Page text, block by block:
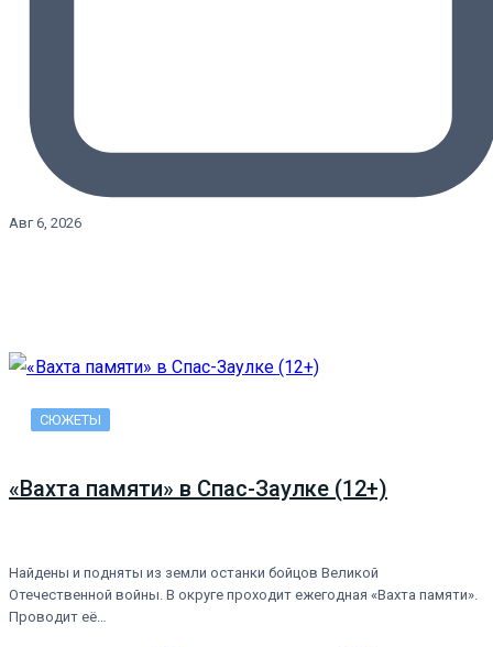
Авг 6, 2026
СЮЖЕТЫ
«Вахта памяти» в Спас-Заулке (12+)
Найдены и подняты из земли останки бойцов Великой
Отечественной войны. В округе проходит ежегодная «Вахта памяти».
Проводит её…